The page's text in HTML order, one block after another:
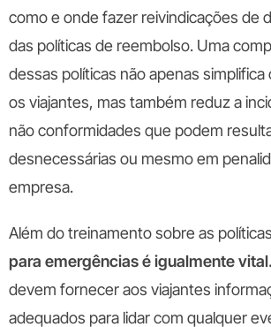
como e onde fazer reivindicações de
das políticas de reembolso. Uma
dessas políticas não apenas
os viajantes, mas também reduz a
não conformidades que podem
desnecessárias ou mesmo em
empresa.
Além do treinamento sobre as
para emergências é igualmente vital.
devem fornecer aos viajantes
adequados para lidar com qualquer